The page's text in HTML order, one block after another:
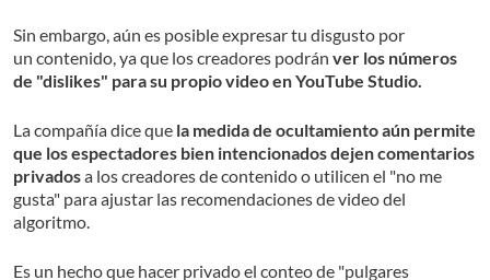
Sin embargo, aún es posible expresar tu disgusto por
un contenido, ya que los creadores podrán ver los números
de "dislikes" para su propio video en YouTube Studio.
La compañía dice que la medida de ocultamiento aún permite
que los espectadores bien intencionados dejen comentarios
privadosa los creadores de contenido o utilicen el "no me
gusta" para ajustar las recomendaciones de video del
algoritmo.
Es un hecho que hacer privado el conteo de "pulgares